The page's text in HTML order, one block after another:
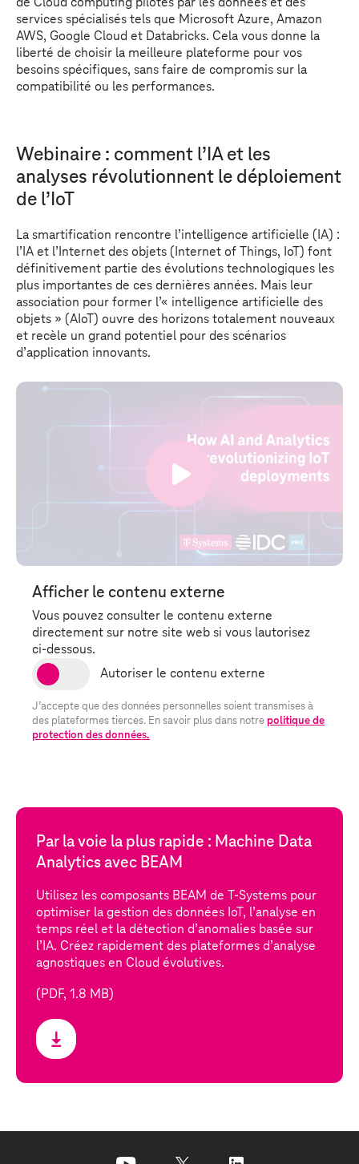
services spécialisés tels que Microsoft Azure, Amazon
AWS, Google Cloud et Databricks. Cela vous donne la
liberté de choisir la meilleure plateforme pour vos
besoins spécifiques, sans faire de compromis sur la
compatibilité ou les performances.
Webinaire : comment l’IA et les
analyses révolutionnent le déploiement
de l’IoT
Afficher le contenu externe
Vous pouvez consulter le contenu externe
directement sur notre site web si vous lautorisez
ci-dessous.
J’accepte que des données personnelles soient transmises à
des plateformes tierces. En savoir plus dans notre politique de
protection des données.
La smartification rencontre l’intelligence artificielle (IA) :
l’IA et l’Internet des objets (Internet of Things, IoT) font
définitivement partie des évolutions technologiques les
plus importantes de ces dernières années. Mais leur
association pour former l’« intelligence artificielle des
objets » (AIoT) ouvre des horizons totalement nouveaux
et recèle un grand potentiel pour des scénarios
d’application innovants.
Par la voie la plus rapide : Machine Data
Analytics avec BEAM
Utilisez les composants BEAM de T-Systems pour
optimiser la gestion des données IoT, l’analyse en
temps réel et la détection d’anomalies basée sur
l’IA. Créez rapidement des plateformes d’analyse
agnostiques en Cloud évolutives.
(PDF, 1.8 MB)